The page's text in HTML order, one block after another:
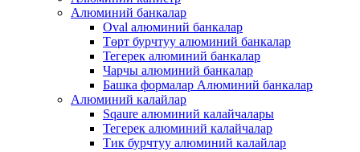
Алюминий банкалар
Oval алюминий банкалар
Төрт бурчтуу алюминий банкалар
Тегерек алюминий банкалар
Чарчы алюминий банкалар
Башка формалар Алюминий банкалар
Алюминий калайлар
Sqaure алюминий калайчалары
Тегерек алюминий калайчалар
Тик бурчтуу алюминий калайлар